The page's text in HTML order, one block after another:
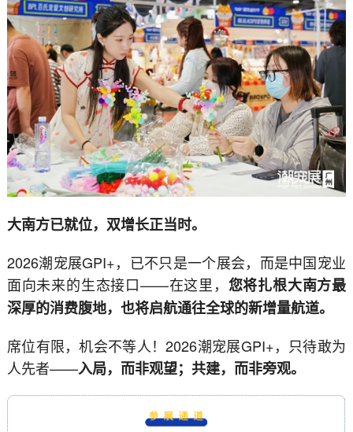
大南方已就位，双增长正当时。
2026潮宠展GPI+，已不只是一个展会，而是中国宠业
面向未来的生态接口——在这里， 您将扎根大南方最
深厚的消费腹地，也将启航通往全球的新增量航道。
席位有限，机会不等人！2026潮宠展GPI+，只待敢为
人先者——入局，而非观望；共建，而非旁观。